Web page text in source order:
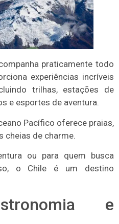
praticamente todo
experiências incríveis
trilhas, estações de
e esportes de aventura.
Pacífico oferece praias,
cheias de charme.
ou para quem busca
o Chile é um destino
e